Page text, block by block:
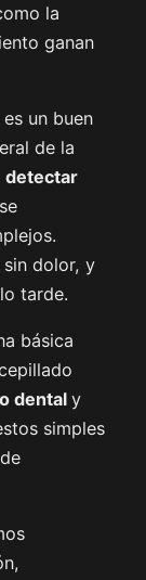
la
ganan
un buen
de la
detectar
sin dolor, y
tarde.
básica
dentaly
simples